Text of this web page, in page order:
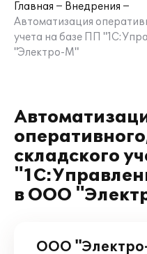
Главная
Внедрения
Автоматизация
учета на базе ПП
"Электро-М"
складского
в ООО
ООО